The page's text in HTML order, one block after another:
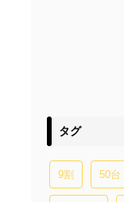
タグ
9割 50台